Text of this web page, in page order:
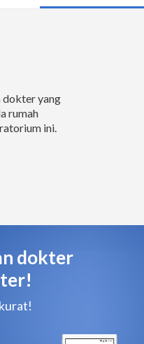
dokter yang
rumah
ini.